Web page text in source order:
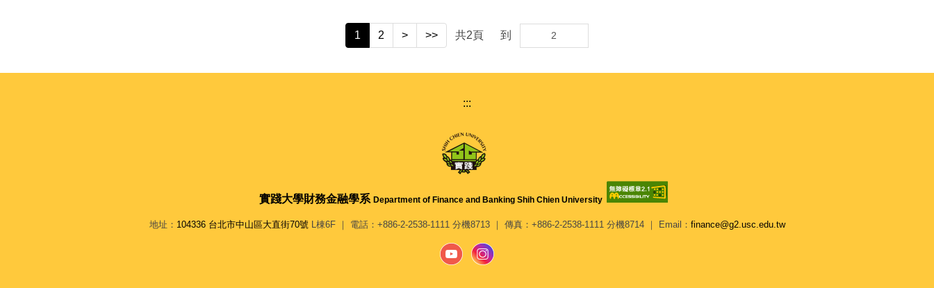
1 2 > >> 共2頁 到
:::
實踐大學財務金融學系 Department of Finance and Banking Shih Chien University
地址： 104336 台北市中山區大直街70號L棟6F ｜ 電話：+886-2-2538-1111 分機8713 ｜ 傳真：+886-2-2538-1111 分機8714 ｜ Email： finance@g2.usc.edu.tw